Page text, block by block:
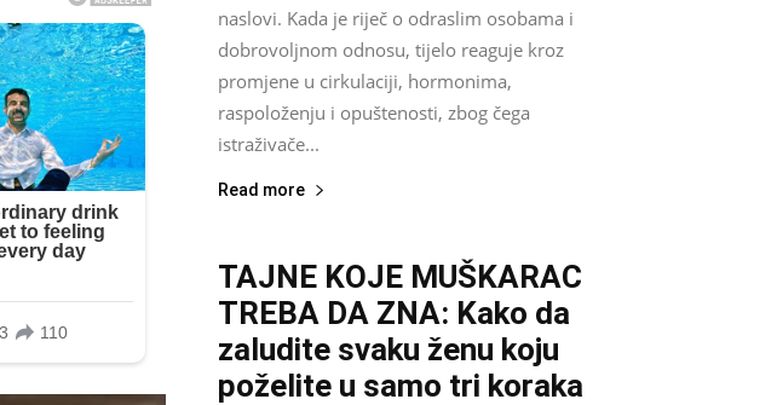
naslovi. Kada je riječ o odraslim osobama i
dobrovoljnom odnosu, tijelo reaguje kroz
promjene u cirkulaciji, hormonima,
raspoloženju i opuštenosti, zbog čega
istraživače...
Read more
TAJNE KOJE MUŠKARAC
TREBA DA ZNA: Kako da
zaludite svaku ženu koju
poželite u samo tri koraka